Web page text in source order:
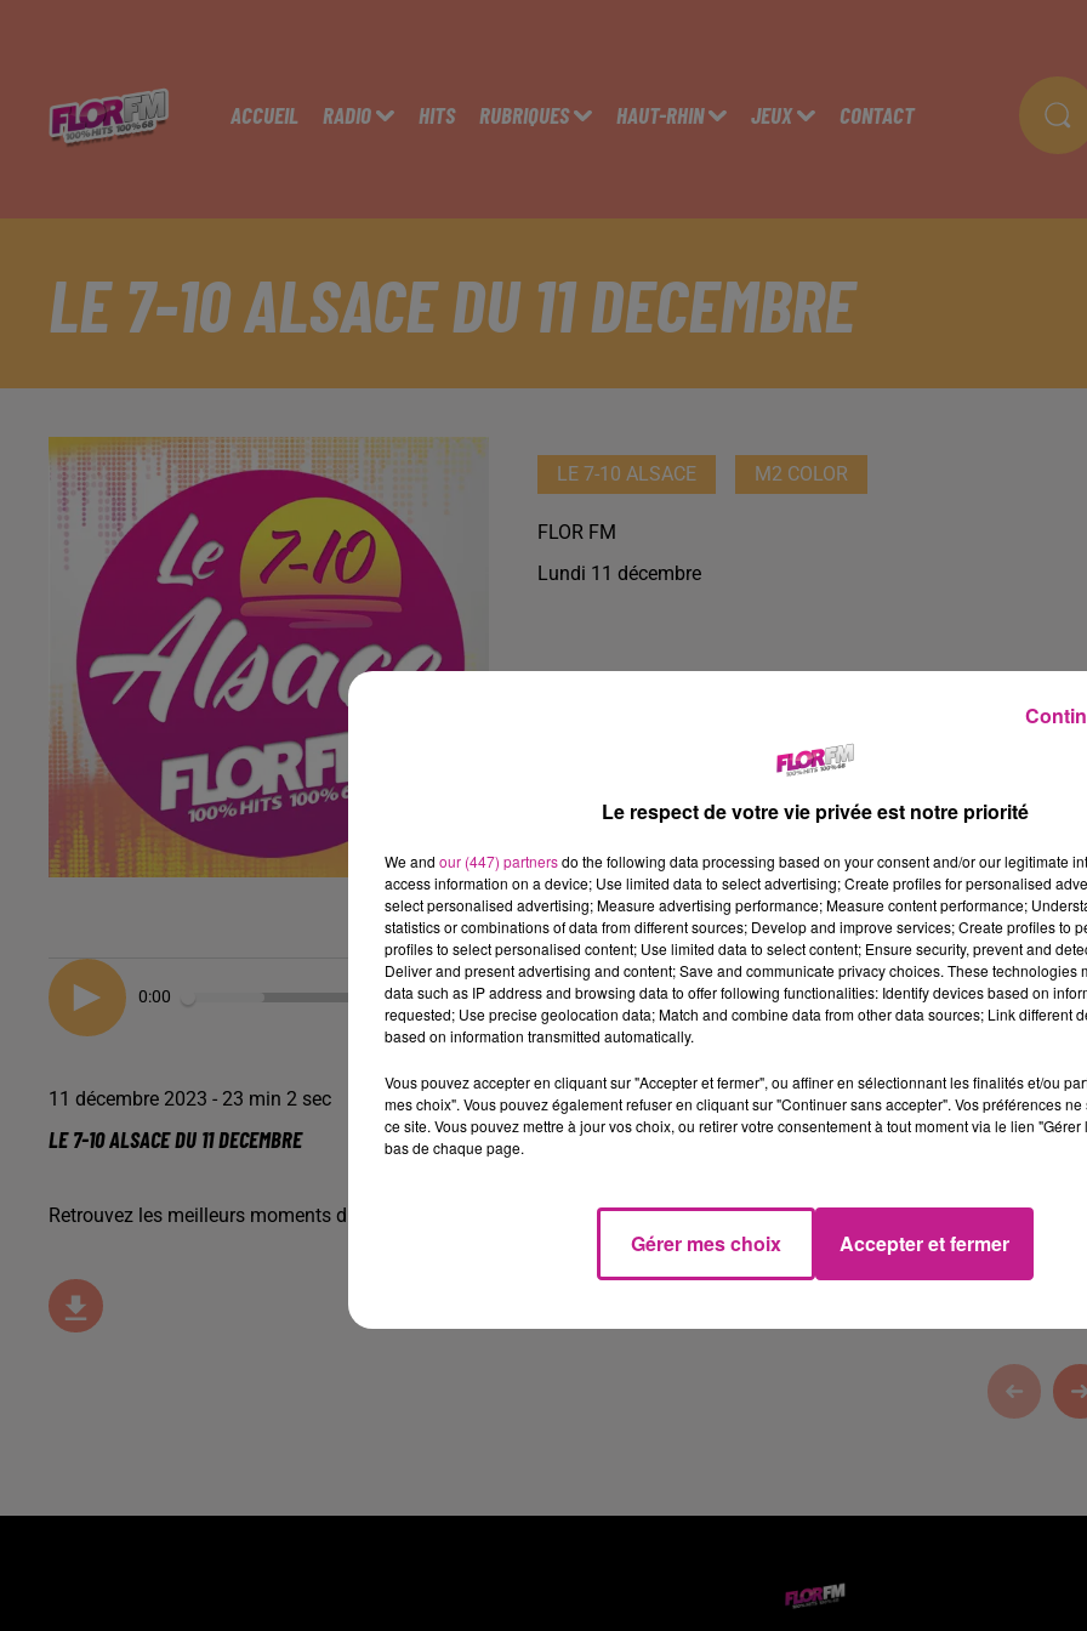
ACCUEIL RADIO HITS RUBRIQUES HAUT-RHIN JEUX CONTACT
LE 7-10 ALSACE DU 11 DECEMBRE
LE 7-10 ALSACE M2 COLOR
FLOR FM
Lundi 11 décembre
0:00 23 min 2
11 décembre 2023 - 23 min 2 sec
LE 7-10 ALSACE DU 11 DECEMBRE
Retrouvez les meilleurs moments du 7-10 Alsace avec , votre façadier dans le Haut-Rhin.
Le respect de votre vie privée est notre priorité
We and our (447) partnersdo the following data processing based on your consent and/or our legitimate
access information on a device; Use limited data to select advertising; Create profiles for personalised
select personalised advertising; Measure advertising performance; Measure content performance;
statistics or combinations of data from different sources; Develop and improve services; Create profiles to
profiles to select personalised content; Use limited data to select content; Ensure security, prevent and
Deliver and present advertising and content; Save and communicate privacy choices. These technologies
data such as IP address and browsing data to offer following functionalities: Identify devices based on
requested; Use precise geolocation data; Match and combine data from other data sources; Link different
based on information transmitted automatically.
Vous pouvez accepter en cliquant sur "Accepter et fermer", ou affiner en sélectionnant les finalités et/ou
mes choix". Vous pouvez également refuser en cliquant sur "Continuer sans accepter". Vos préférences
ce site. Vous pouvez mettre à jour vos choix, ou retirer votre consentement à tout moment via le lien
bas de chaque page.
Gérer mes choix Accepter et fermer